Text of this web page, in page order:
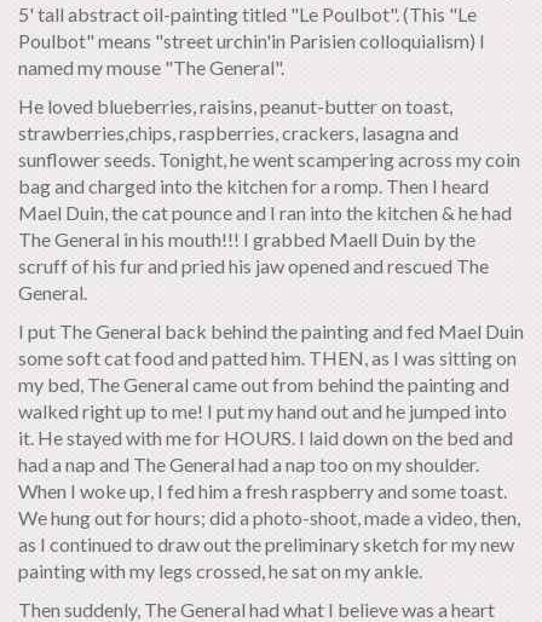
5' tall abstract oil-painting titled "Le Poulbot". (This "Le
Poulbot" means "street urchin'in Parisien colloquialism) I
named my mouse "The General".
He loved blueberries, raisins, peanut-butter on toast,
strawberries,chips, raspberries, crackers, lasagna and
sunflower seeds. Tonight, he went scampering across my coin
bag and charged into the kitchen for a romp. Then I heard
Mael Duin, the cat pounce and I ran into the kitchen & he had
The General in his mouth!!! I grabbed Maell Duin by the
scruff of his fur and pried his jaw opened and rescued The
General.
I put The General back behind the painting and fed Mael Duin
some soft cat food and patted him. THEN, as I was sitting on
my bed, The General came out from behind the painting and
walked right up to me! I put my hand out and he jumped into
it. He stayed with me for HOURS. I laid down on the bed and
had a nap and The General had a nap too on my shoulder.
When I woke up, I fed him a fresh raspberry and some toast.
We hung out for hours; did a photo-shoot, made a video, then,
as I continued to draw out the preliminary sketch for my new
painting with my legs crossed, he sat on my ankle.
Then suddenly, The General had what I believe was a heart